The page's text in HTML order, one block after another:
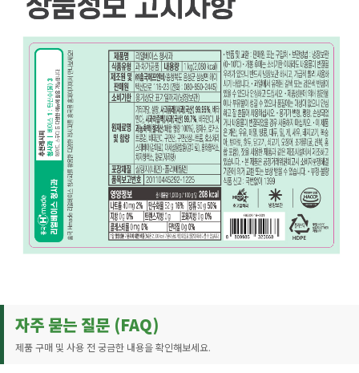
자주 묻는 질문 (FAQ)
제품 구매 및 사용 전 궁금한 내용을 확인해보세요.